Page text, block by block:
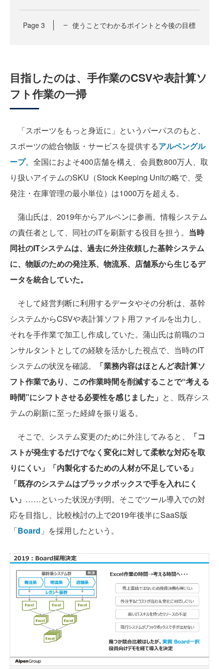
Page 3 使うことでわかるポイントと今後の目標
目指したのは、手作業のCSVや表計算ソ
フト作業の一掃
「スポーツをもっと身近に」というパーパスのもと、
スポーツの総合物販・サービスを提供するアルペングル
ープ。全国におよそ400店舗を構え、会員数800万人、取
り扱いアイテムのSKU（Stock Keeping Unitの略で、受
発注・在庫管理の最小単位）は1000万を超える。
蒲山氏は、2019年からアルペンに参画。情報システム
の責任者として、同社のITを刷新する役目を担う。 当時
同社のITシステムは、過去に外注依頼した基幹システム
に、物販のための発注系、物流系、店舗系から生じるデ
ータを統合していた。
そして経営判断に利用するデータやその分析は、基幹
システムからCSVや表計算ソフト用ファイルを出力し、
それを手作業で加工し作成していた。蒲山氏は前職のコ
ンサルタントとしての経験を活かした視点で、当時のIT
システムの状況を確認。
「業務内容はほとんど表計算ソ
フト作業であり、この作業時間を削減することで“考える
時間”にシフトさせる必要性を感じました」 と、既存シス
テムの刷新に至った経緯を振り返る。
そこで、システム変更のために外注してみると、
「コ
ストが発生するだけでなく変化に対して柔軟な対応を取
りにくい」「内製化するための人材が不足している」
「既存のシステムはブラックボックスで手を入れにく
い」 ……といった状況が判明。そこでツール導入での対
応を目指し、比較検討の上で2019年後半にSaaS版
「Board 」を採用したという。